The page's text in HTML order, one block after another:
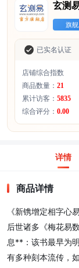
玄测
旗
已实名认证
店铺综合指数
商品数量： 21
累计访客： 5835
综合评分： 0.00
详情
商品详情
《新镌增定相字心
后世诸多《梅花易数》版本的祖本。
息**：该书最早为
有多种刻本流传，